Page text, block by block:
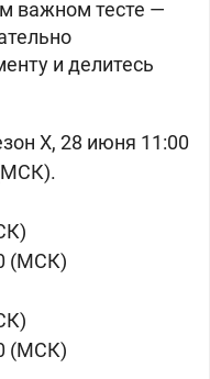
важном тесте —
и делитесь
X, 28 июня 11:00
(МСК)
(МСК)